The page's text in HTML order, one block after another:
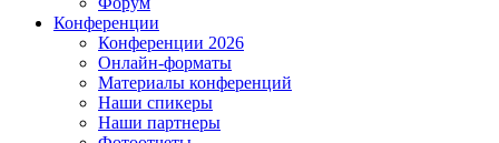
Конференции
Конференции 2026
Онлайн-форматы
Материалы конференций
Наши спикеры
Наши партнеры